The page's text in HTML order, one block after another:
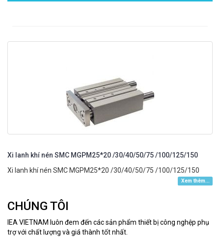
Xi lanh khí nén SMC MGPM25*20 /30/40/50/75 /100/125/150
Xi lanh khí nén SMC MGPM25*20 /30/40/50/75 /100/125/150
Xem thêm...
CHÚNG TÔI
IEA VIETNAM luôn đem đến các sản phẩm thiết bị công nghệp phụ
trợ với chất lượng và giá thành tốt nhất.